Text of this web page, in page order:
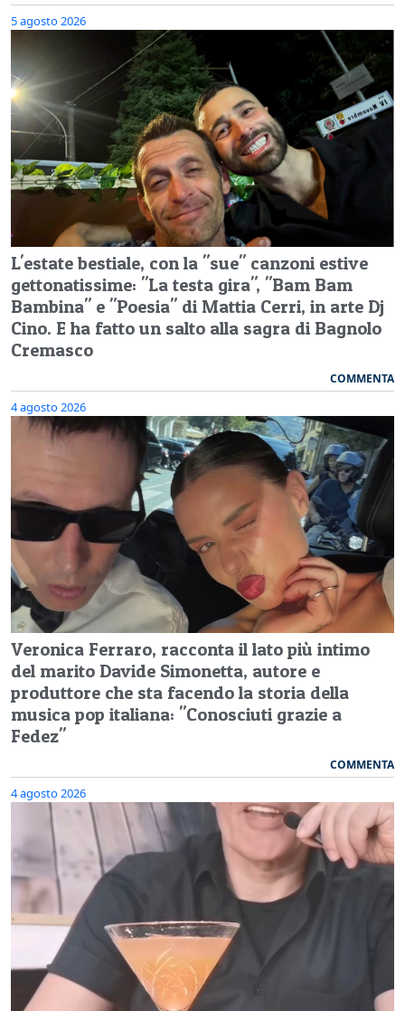
5 agosto 2026
L'estate bestiale, con la "sue" canzoni estive
gettonatissime: "La testa gira", "Bam Bam
Bambina" e "Poesia" di Mattia Cerri, in arte Dj
Cino. E ha fatto un salto alla sagra di Bagnolo
Cremasco
COMMENTA
4 agosto 2026
Veronica Ferraro, racconta il lato più intimo
del marito Davide Simonetta, autore e
produttore che sta facendo la storia della
musica pop italiana: "Conosciuti grazie a
Fedez"
COMMENTA
4 agosto 2026